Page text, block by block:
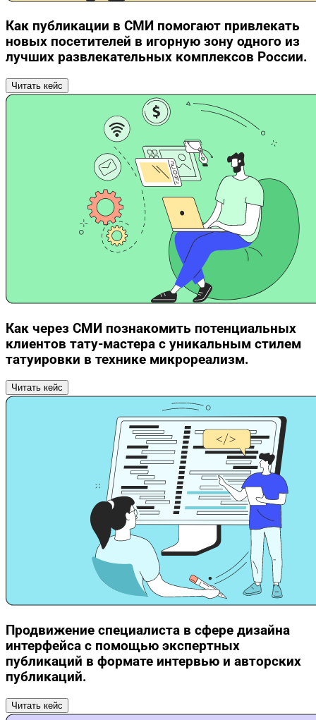
Как публикации в СМИ помогают привлекать
новых посетителей в игорную зону одного из
лучших развлекательных комплексов России.
Читать кейс
Как через СМИ познакомить потенциальных
клиентов тату-мастера с уникальным стилем
татуировки в технике микрореализм.
Читать кейс
Продвижение специалиста в сфере дизайна
интерфейса с помощью экспертных
публикаций в формате интервью и авторских
публикаций.
Читать кейс